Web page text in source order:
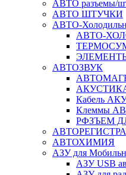
АВТО разъемы/
АВТО ШТУЧКИ
АВТО-
АВТО-
АВТОЗВУК
Кабель
Клеммы
РФЗЪЕМ
АВТОХИМИЯ
АЗУ для
АЗУ USB